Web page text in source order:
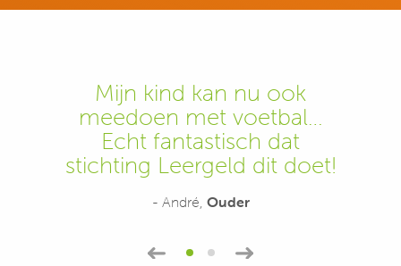
Mijn kind kan nu ook
meedoen met voetbal…
Echt fantastisch dat
stichting Leergeld dit doet!
- André, Ouder
1 2